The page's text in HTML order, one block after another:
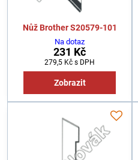
Nůž Brother S20579-101
Na dotaz
231 Kč
279,5 Kč s DPH
Zobrazit